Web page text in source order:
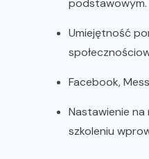
Umiejętność
Facebook,
Nastawienie
szkoleniu